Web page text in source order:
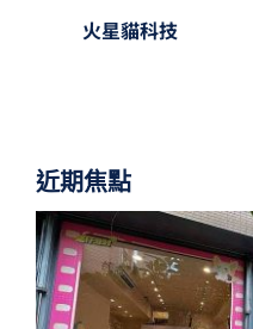
火星貓科技
近期焦點